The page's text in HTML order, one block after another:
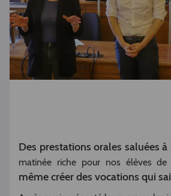
Des prestations orales saluées à
matinée riche pour nos élèves de
même créer des vocations qui